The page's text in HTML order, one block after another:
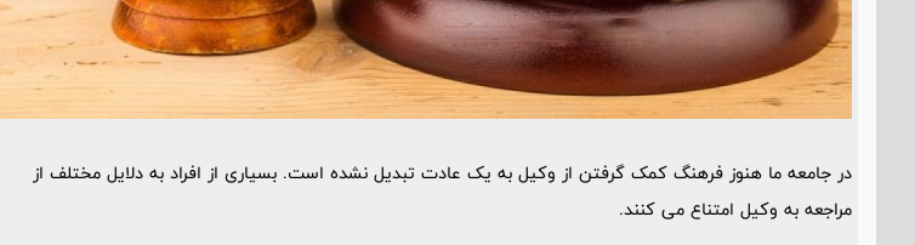
در جامعه ما هنوز فرهنگ کمک گرفتن از وکیل به یک عادت تبدیل نشده است. بسیاری از افراد به دلایل مختلف از
مراجعه به وکیل امتناع می کنند.